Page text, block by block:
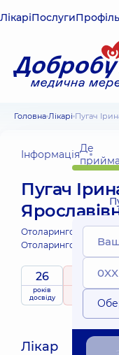
ЛікаріПослуги
Головна Лікарі Пугач
ІнформаціяДе
Пугач
Отоларинголог
Отоларинголог;
26
років
досвіду
5 / 5
рейтингна
137 відгуків
Лікар